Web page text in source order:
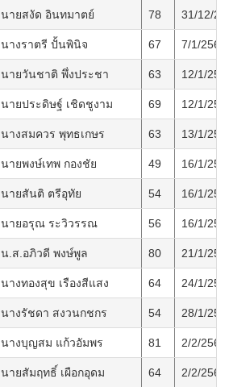
นายสงัด อินทมาตย์ 78 31/12/
นางราตรี ปั้นพินิจ 67 7/1/2569
นายวันชาติ พึ่งประชา 63 12/1/
นายประดิษฐ์ เชิดชูงาม 69 12/1/
นางสมควร พุทธเกษร 63 13/1/
นายพงษ์เทพ กองชัย 49 16/1/
นายสันติ ตรีอุทัย 54 16/1/
นายอรุณ ระวิวรรณ 56 16/1/
น.ส.อภิวดี พงษ์พูล 80 21/1/
นางทองสุข เรืองสีแสง 64 24/1/
นางรัชดา สงวนกชกร 54 28/1/
นางบุญสม แก้วอัมพร 81 2/2/2569
นายสัมฤทธิ์ เผือกอุดม 64 2/2/2569